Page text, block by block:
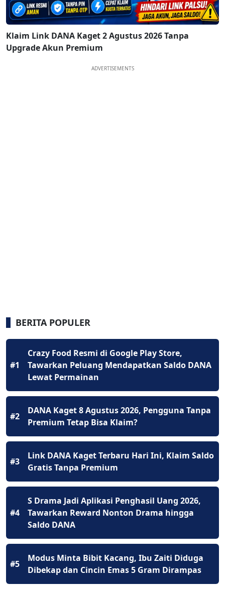
Klaim Link DANA Kaget 2 Agustus 2026 Tanpa
Upgrade Akun Premium
ADVERTISEMENTS
BERITA POPULER
#1
Crazy Food Resmi di Google Play Store,
Tawarkan Peluang Mendapatkan Saldo DANA
Lewat Permainan
#2
DANA Kaget 8 Agustus 2026, Pengguna Tanpa
Premium Tetap Bisa Klaim?
#3
Link DANA Kaget Terbaru Hari Ini, Klaim Saldo
Gratis Tanpa Premium
#4
S Drama Jadi Aplikasi Penghasil Uang 2026,
Tawarkan Reward Nonton Drama hingga
Saldo DANA
#5
Modus Minta Bibit Kacang, Ibu Zaiti Diduga
Dibekap dan Cincin Emas 5 Gram Dirampas